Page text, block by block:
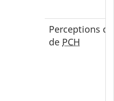
Perceptions
de PCH